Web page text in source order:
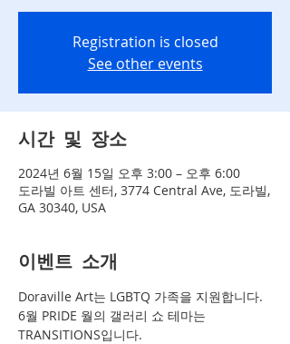
Registration is closed
See other events
시간 및 장소
2024년 6월 15일 오후 3:00 – 오후 6:00
도라빌 아트 센터, 3774 Central Ave, 도라빌,
GA 30340, USA
이벤트 소개
Doraville Art는 LGBTQ 가족을 지원합니다.
6월 PRIDE 월의 갤러리 쇼 테마는
TRANSITIONS입니다.